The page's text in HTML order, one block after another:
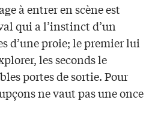
à entrer en scène est
qui a l’instinct d’un
d’une proie; le premier lui
les seconds le
portes de sortie. Pour
ne vaut pas une once